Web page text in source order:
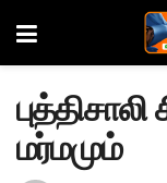
மர்மமும்